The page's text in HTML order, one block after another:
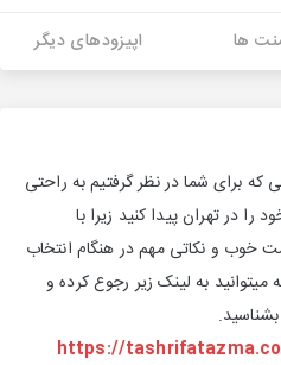
ها اپیزودهای دیگر
برای شما در نظر گرفتیم به راحتی
در تهران پیدا کنید زیرا با
و نکاتی مهم در هنگام انتخاب
به لینک زیر رجوع کرده و
https://